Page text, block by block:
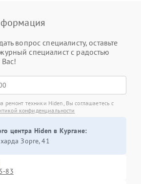
вопрос специалисту, оставьте
специалист с радостью
Вас!
ремонт техники Hiden, Вы соглашаетесь с
конфиденциальности
центра Hiden в Кургане:
Зорге, 41
83